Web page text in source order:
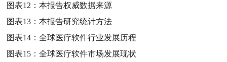
图表12：本报告权威数据来源
图表13：本报告研究统计方法
图表14：全球医疗软件行业发展历程
图表15：全球医疗软件市场发展现状